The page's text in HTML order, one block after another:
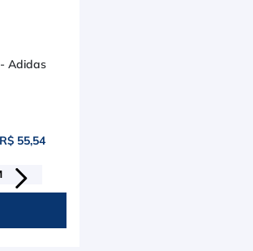
Adidas
R$ 55,54